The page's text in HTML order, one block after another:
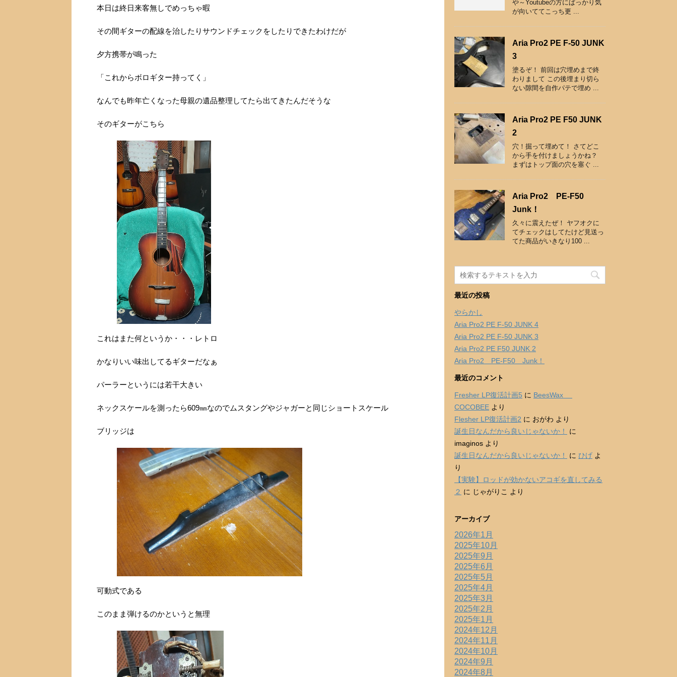
本日は終日来客無しでめっちゃ暇
その間ギターの配線を治したりサウンドチェックをしたりできたわけだが
夕方携帯が鳴った
「これからボロギター持ってく」
なんでも昨年亡くなった母親の遺品整理してたら出てきたんだそうな
そのギターがこちら
これはまた何というか・・・レトロ
かなりいい味出してるギターだなぁ
パーラーというには若干大きい
ネックスケールを測ったら609㎜なのでムスタングやジャガーと同じショートスケール
ブリッジは
可動式である
このまま弾けるのかというと無理
や～Youtubeの方にばっかり気
が向いててこっち更 ...
Aria Pro2 PE F-50 JUNK
3
塗るぞ！ 前回は穴埋めまで終
わりまして この後埋まり切ら
ない隙間を自作パテで埋め ...
Aria Pro2 PE F50 JUNK
2
穴！掘って埋めて！ さてどこ
から手を付けましょうかね？
まずはトップ面の穴を塞ぐ ...
Aria Pro2 PE-F50
Junk！
久々に震えたぜ！ ヤフオクに
てチェックはしてたけど見送っ
てた商品がいきなり100 ...
最近の投稿
やらかし
Aria Pro2 PE F-50 JUNK 4
Aria Pro2 PE F-50 JUNK 3
Aria Pro2 PE F50 JUNK 2
Aria Pro2 PE-F50 Junk！
最近のコメント
Fresher LP復活計画5 に BeesWax
COCOBEE より
Flesher LP復活計画2 に おがわ より
誕生日なんだから良いじゃないか！
に
imaginos より
誕生日なんだから良いじゃないか！
に ひげ よ
り
【実験】ロッドが効かないアコギを直してみる
２ に じゃがりこ より
アーカイブ
2026年1月
2025年10月
2025年9月
2025年6月
2025年5月
2025年4月
2025年3月
2025年2月
2025年1月
2024年12月
2024年11月
2024年10月
2024年9月
2024年8月